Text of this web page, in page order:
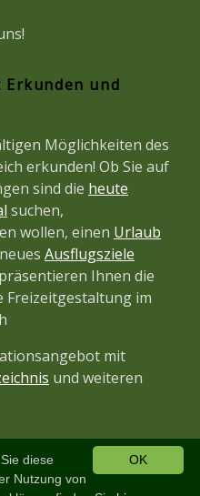
und
Möglichkeiten des
erkunden! Ob Sie auf
sind die heute
suchen,
wollen, einen Urlaub
Ausflugsziele
Ihnen die
im
mit
und weiteren
OK
diese
Nutzung von